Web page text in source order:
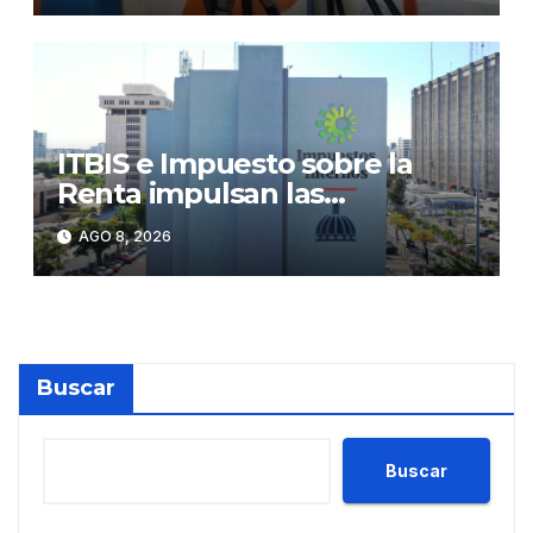
ITBIS e Impuesto sobre la
Renta impulsan las
recaudaciones de la DGII;
superan los RD$81,475
millones en julio
AGO 8, 2026
Buscar
Buscar